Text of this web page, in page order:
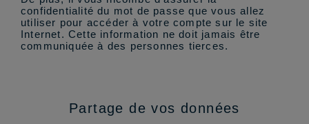
confidentialité du mot de passe que vous allez
utiliser pour accéder à votre compte sur le site
Internet. Cette information ne doit jamais être
communiquée à des personnes tierces.
Partage de vos données